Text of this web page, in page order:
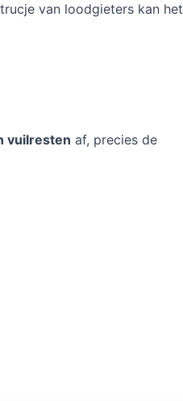
van loodgieters kan het
vuilresten af, precies de